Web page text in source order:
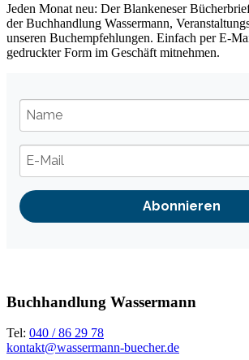
Jeden Monat neu: Der Blankeneser
der Buchhandlung Wassermann,
unseren Buch­empfehlungen. Einfach per E-
gedruckter Form im Geschäft mitnehmen.
Abonnieren
Buchhandlung Wassermann
Tel: 040 / 86 29 78
kontakt@wassermann-buecher.de